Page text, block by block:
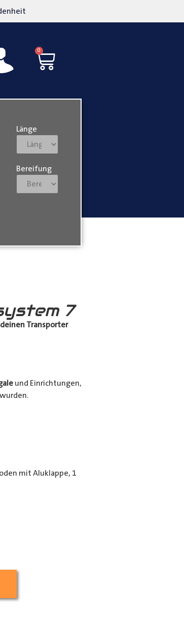
0
Länge
Bereifung
7
Transporter
und Einrichtungen,
mit Aluklappe, 1